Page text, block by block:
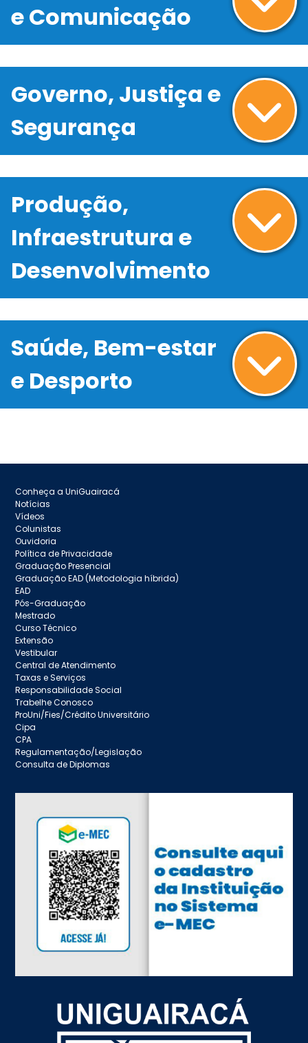
e Comunicação
Governo, Justiça e
Segurança
Produção,
Infraestrutura e
Desenvolvimento
Saúde, Bem-estar
e Desporto
Conheça a UniGuairacá
Notícias
Vídeos
Colunistas
Ouvidoria
Política de Privacidade
Graduação Presencial
Graduação EAD (Metodologia híbrida)
EAD
Pós-Graduação
Mestrado
Curso Técnico
Extensão
Vestibular
Central de Atendimento
Taxas e Serviços
Responsabilidade Social
Trabelhe Conosco
ProUni/Fies/Crédito Universitário
Cipa
CPA
Regulamentação/Legislação
Consulta de Diplomas